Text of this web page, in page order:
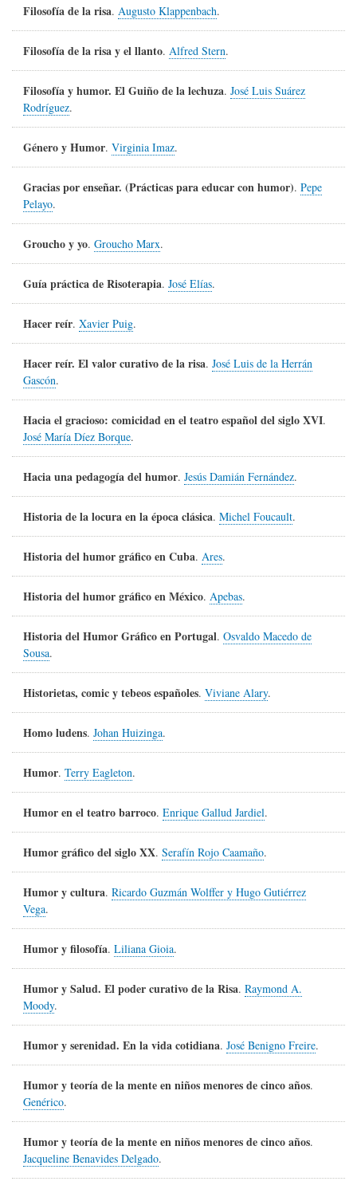
Filosofía de la risa. Augusto Klappenbach.
Filosofía de la risa y el llanto. Alfred Stern.
Filosofía y humor. El Guiño de la lechuza. José Luis Suárez
Rodríguez.
Género y Humor. Virginia Imaz.
Gracias por enseñar. (Prácticas para educar con humor). Pepe
Pelayo.
Groucho y yo. Groucho Marx.
Guía práctica de Risoterapia. José Elías.
Hacer reír. Xavier Puig.
Hacer reír. El valor curativo de la risa. José Luis de la Herrán
Gascón.
Hacia el gracioso: comicidad en el teatro español del siglo XVI.
José María Díez Borque.
Hacia una pedagogía del humor. Jesús Damián Fernández.
Historia de la locura en la época clásica. Michel Foucault.
Historia del humor gráfico en Cuba. Ares.
Historia del humor gráfico en México. Apebas.
Historia del Humor Gráfico en Portugal. Osvaldo Macedo de
Sousa.
Historietas, comic y tebeos españoles. Viviane Alary.
Homo ludens. Johan Huizinga.
Humor. Terry Eagleton.
Humor en el teatro barroco. Enrique Gallud Jardiel.
Humor gráfico del siglo XX. Serafín Rojo Caamaño.
Humor y cultura. Ricardo Guzmán Wolffer y Hugo Gutiérrez
Vega.
Humor y filosofía. Liliana Gioia.
Humor y Salud. El poder curativo de la Risa. Raymond A.
Moody.
Humor y serenidad. En la vida cotidiana. José Benigno Freire.
Humor y teoría de la mente en niños menores de cinco años.
Genérico.
Humor y teoría de la mente en niños menores de cinco años.
Jacqueline Benavides Delgado.